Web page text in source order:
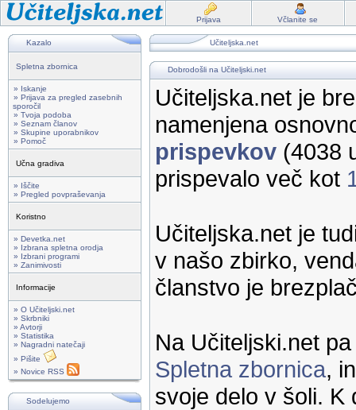
Prijava Včlanite se
Kazalo
Spletna zbornica
» Iskanje
» Prijava za pregled zasebnih
sporočil
» Tvoja podoba
» Seznam članov
» Skupine uporabnikov
» Pomoč
Učna gradiva
» Iščite
» Pregled povpraševanja
Koristno
» Devetka.net
» Izbrana spletna orodja
» Izbrani programi
» Zanimivosti
Informacije
» O Učiteljski.net
» Skrbniki
» Avtorji
» Statistika
» Nagradni natečaji
» Pišite
» Novice RSS
Sodelujemo
Učiteljska.net
Dobrodošli na Učiteljski.net
Učiteljska.net je
namenjena
prispevkov (4038
prispevalo več kot
Učiteljska.net je
v našo zbirko,
članstvo je
Na Učiteljski.net
Spletna zbornica,
svoje delo v šoli. K